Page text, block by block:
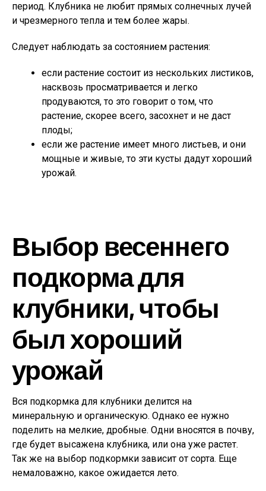
период. Клубника не любит прямых солнечных лучей
и чрезмерного тепла и тем более жары.
Следует наблюдать за состоянием растения:
если растение состоит из нескольких листиков,
насквозь просматривается и легко
продуваются, то это говорит о том, что
растение, скорее всего, засохнет и не даст
плоды;
если же растение имеет много листьев, и они
мощные и живые, то эти кусты дадут хороший
урожай.
Выбор весеннего
подкорма для
клубники, чтобы
был хороший
урожай
Вся подкормка для клубники делится на
минеральную и органическую. Однако ее нужно
поделить на мелкие, дробные. Одни вносятся в почву,
где будет высажена клубника, или она уже растет.
Так же на выбор подкормки зависит от сорта. Еще
немаловажно, какое ожидается лето.